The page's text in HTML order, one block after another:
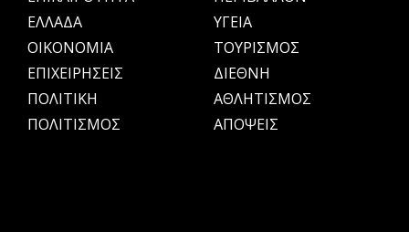
ΕΛΛΑΔΑ
OIKONOMIA
ΕΠΙΧΕΙΡΗΣΕΙΣ
ΠΟΛΙΤΙΚΗ
ΠΟΛΙΤΙΣΜΟΣ
ΥΓΕΙΑ
ΤΟΥΡΙΣΜΟΣ
ΔΙΕΘΝΗ
ΑΘΛΗΤΙΣΜΟΣ
ΑΠΟΨΕΙΣ